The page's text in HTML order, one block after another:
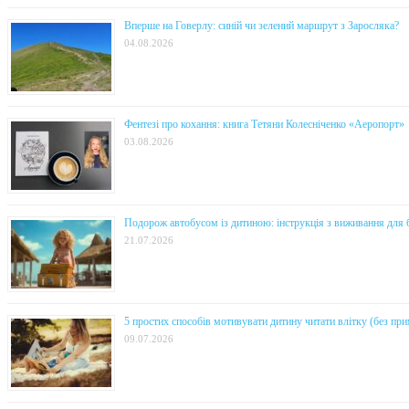
Вперше на Говерлу: синій чи зелений маршрут з Заросляка?
04.08.2026
Фентезі про кохання: книга Тетяни Колесніченко «Аеропорт»
03.08.2026
Подорож автобусом із дитиною: інструкція з виживання для
21.07.2026
5 простих способів мотивувати дитину читати влітку (без
09.07.2026